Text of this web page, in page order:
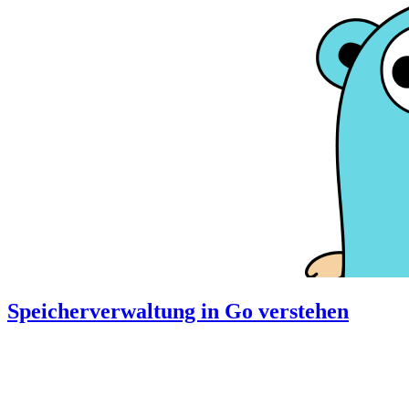
Speicherverwaltung in Go verstehen